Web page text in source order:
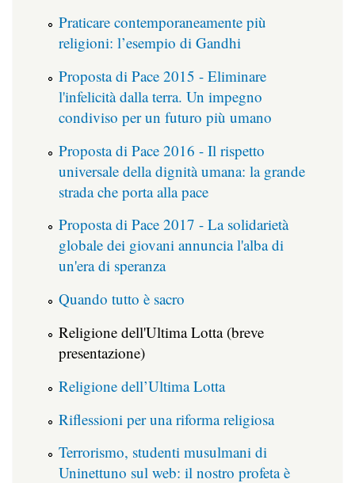
Praticare contemporaneamente più
religioni: l’esempio di Gandhi
Proposta di Pace 2015 - Eliminare
l'infelicità dalla terra. Un impegno
condiviso per un futuro più umano
Proposta di Pace 2016 - Il rispetto
universale della dignità umana: la grande
strada che porta alla pace
Proposta di Pace 2017 - La solidarietà
globale dei giovani annuncia l'alba di
un'era di speranza
Quando tutto è sacro
Religione dell'Ultima Lotta (breve
presentazione)
Religione dell’Ultima Lotta
Riflessioni per una riforma religiosa
Terrorismo, studenti musulmani di
Uninettuno sul web: il nostro profeta è